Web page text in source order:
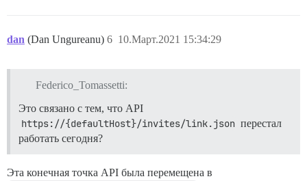
dan (Dan Ungureanu) 10.Март.2021 15:34:29
6
Federico_Tomassetti:
Это связано с тем, что API
https://{defaultHost}/invites/link.json перестал
работать сегодня?
Эта конечная точка API была перемещена в